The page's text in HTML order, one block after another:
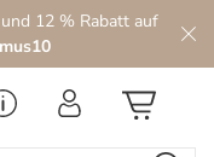
und 12 % Rabatt auf